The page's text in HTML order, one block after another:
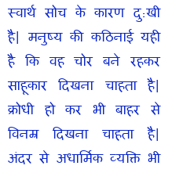
स्वार्थ सोच के कारण दु:खी
है| मनुष्य की कठिनाई यही
है कि वह चोर बने रहकर
साहूकार दिखना चाहता है|
क्रोधी हो कर भी बाहर से
विनम्र दिखना चाहता है|
अंदर से अधार्मिक व्यक्ति भी